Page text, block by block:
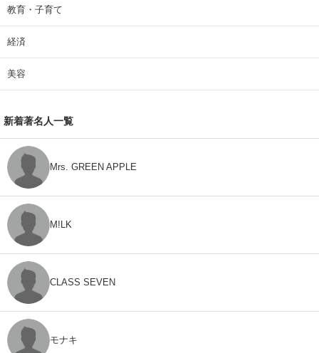
教育・子育て
経済
美容
新着著名人一覧
Mrs. GREEN APPLE
M!LK
CLASS SEVEN
モナキ